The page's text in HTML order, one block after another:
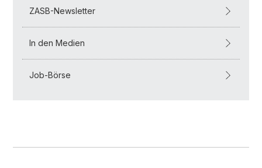
ZASB-Newsletter
In den Medien
Job-Börse